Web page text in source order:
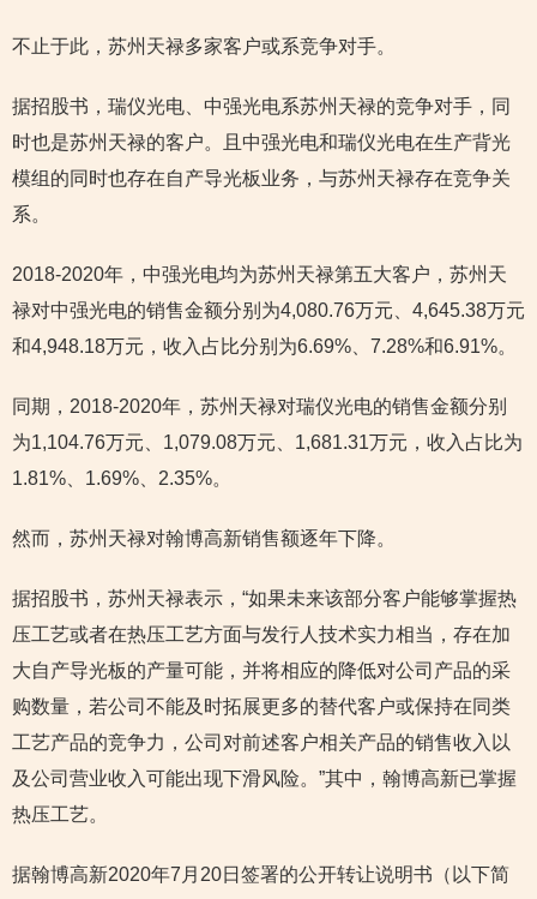
不止于此，苏州天禄多家客户或系竞争对手。
据招股书，瑞仪光电、中强光电系苏州天禄的竞争对手，同
时也是苏州天禄的客户。且中强光电和瑞仪光电在生产背光
模组的同时也存在自产导光板业务，与苏州天禄存在竞争关
系。
2018-2020年，中强光电均为苏州天禄第五大客户，苏州天
禄对中强光电的销售金额分别为4,080.76万元、4,645.38万元
和4,948.18万元，收入占比分别为6.69%、7.28%和6.91%。
同期，2018-2020年，苏州天禄对瑞仪光电的销售金额分别
为1,104.76万元、1,079.08万元、1,681.31万元，收入占比为
1.81%、1.69%、2.35%。
然而，苏州天禄对翰博高新销售额逐年下降。
据招股书，苏州天禄表示，“如果未来该部分客户能够掌握热
压工艺或者在热压工艺方面与发行人技术实力相当，存在加
大自产导光板的产量可能，并将相应的降低对公司产品的采
购数量，若公司不能及时拓展更多的替代客户或保持在同类
工艺产品的竞争力，公司对前述客户相关产品的销售收入以
及公司营业收入可能出现下滑风险。”其中，翰博高新已掌握
热压工艺。
据翰博高新2020年7月20日签署的公开转让说明书（以下简